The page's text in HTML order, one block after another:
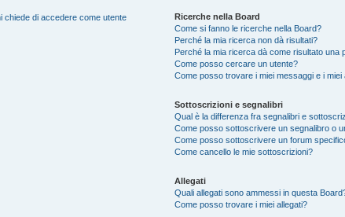
chiede di accedere come utente
Ricerche nella Board
Come si fanno le ricerche nella Board?
Perché la mia ricerca non dà risultati?
Perché la mia ricerca dà come risultato una
Come posso cercare un utente?
Come posso trovare i miei messaggi e i miei
Sottoscrizioni e segnalibri
Qual è la differenza fra segnalibri e
Come posso sottoscrivere un segnalibro o
Come posso sottoscrivere un forum
Come cancello le mie sottoscrizioni?
Allegati
Quali allegati sono ammessi in questa
Come posso trovare i miei allegati?